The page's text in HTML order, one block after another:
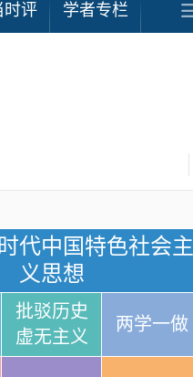
时评 学者专栏
代中国特色社会主
义思想
批驳历史
虚无主义
两学一做